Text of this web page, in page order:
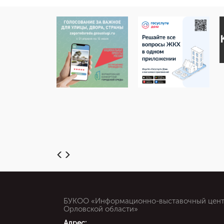
БУКОО «Информационно-выставочный
Орловской области»